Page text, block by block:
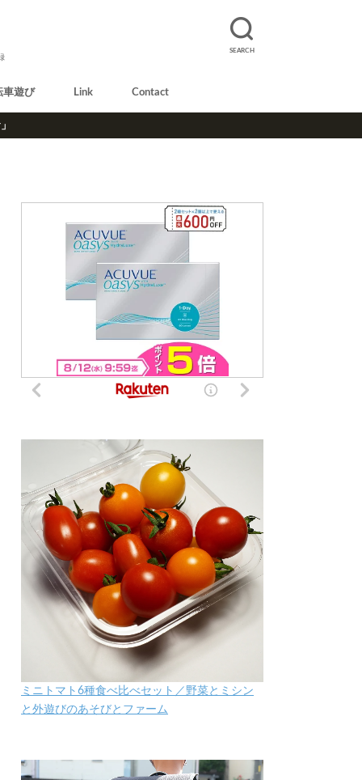
SEARCH
車遊び Link Contact
ミニトマト6種食べ比べセット／野菜とミシン
と外遊びのあそびとファーム